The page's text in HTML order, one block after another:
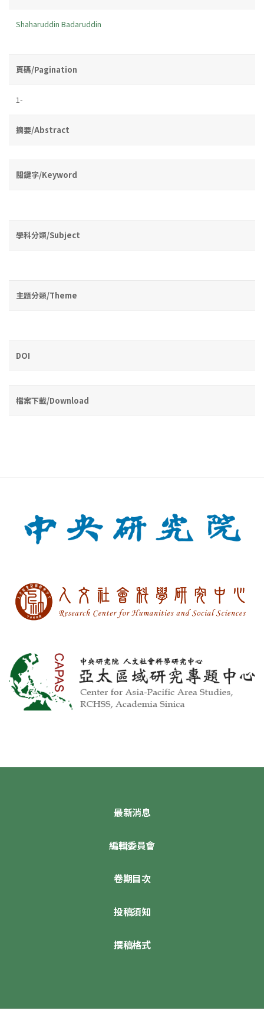
Shaharuddin Badaruddin
頁碼/Pagination
1-
摘要/Abstract
關鍵字/Keyword
學科分類/Subject
主題分類/Theme
DOI
檔案下載/Download
最新消息
編輯委員會
卷期目次
投稿須知
撰稿格式